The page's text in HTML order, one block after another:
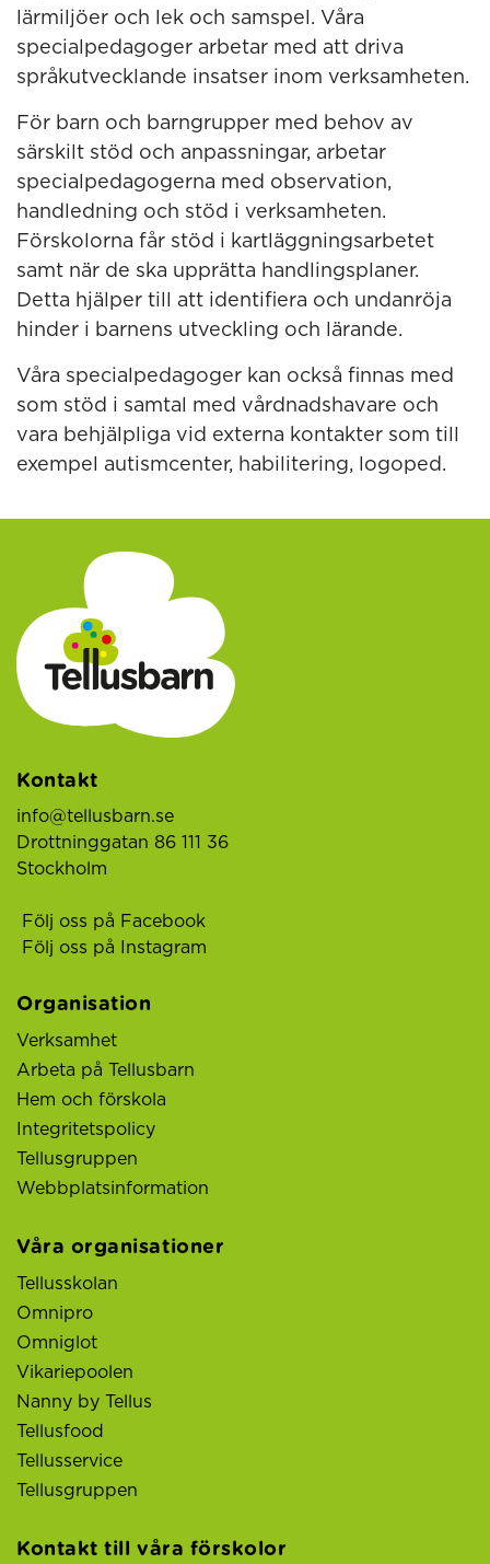
lärmiljöer och lek och samspel. Våra
specialpedagoger arbetar med att driva
språkutvecklande insatser inom verksamheten.
För barn och barngrupper med behov av
särskilt stöd och anpassningar, arbetar
specialpedagogerna med observation,
handledning och stöd i verksamheten.
Förskolorna får stöd i kartläggningsarbetet
samt när de ska upprätta handlingsplaner.
Detta hjälper till att identifiera och undanröja
hinder i barnens utveckling och lärande.
Våra specialpedagoger kan också finnas med
som stöd i samtal med vårdnadshavare och
vara behjälpliga vid externa kontakter som till
exempel autismcenter, habilitering, logoped.
Kontakt
info@tellusbarn.se
Drottninggatan 86 111 36
Stockholm
Följ oss på Facebook
Följ oss på Instagram
Organisation
Verksamhet
Arbeta på Tellusbarn
Hem och förskola
Integritetspolicy
Tellusgruppen
Webbplatsinformation
Våra organisationer
Tellusskolan
Omnipro
Omniglot
Vikariepoolen
Nanny by Tellus
Tellusfood
Tellusservice
Tellusgruppen
Kontakt till våra förskolor